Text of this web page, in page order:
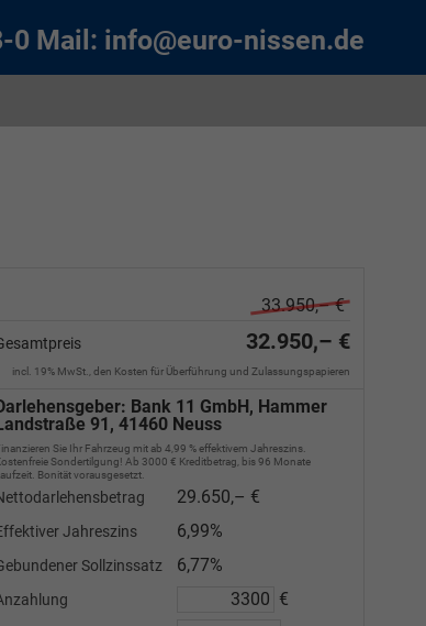
0 Mail: info@euro-nissen.de
33.950,– €
32.950,– €
incl. 19% MwSt., den Kosten für Überführung und Zulassungspapieren
Bank 11 GmbH, Hammer
91, 41460 Neuss
Sie Ihr Fahrzeug mit ab 4,99 % effektivem Jahreszins.
Sondertilgung! Ab 3000 € Kreditbetrag, bis 96 Monate
Bonität vorausgesetzt.
29.650,– €
Jahreszins 6,99%
Sollzinssatz 6,77%
€